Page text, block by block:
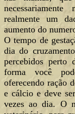
realmente um
aumento do
O tempo de
dia do
percebidos perto
forma você
oferecendo ração
e cálcio e deve
vezes ao dia. O